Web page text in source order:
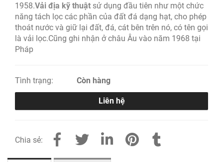
1958.Vải địa kỹ thuật sử dụng đầu tiên như một chức
năng tách lọc các phần của đất đá dạng hạt, cho phép
thoát nước và giữ lại đất, đá, cát bên trên nó, có tên gọi
là vải lọc.Cũng ghi nhận ở châu Âu vào năm 1968 tại
Pháp
Tình trạng: Còn hàng
Liên hệ
Chia sẻ: